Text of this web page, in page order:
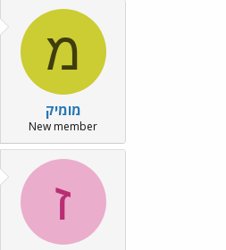
מ
מומיק
New member
ז